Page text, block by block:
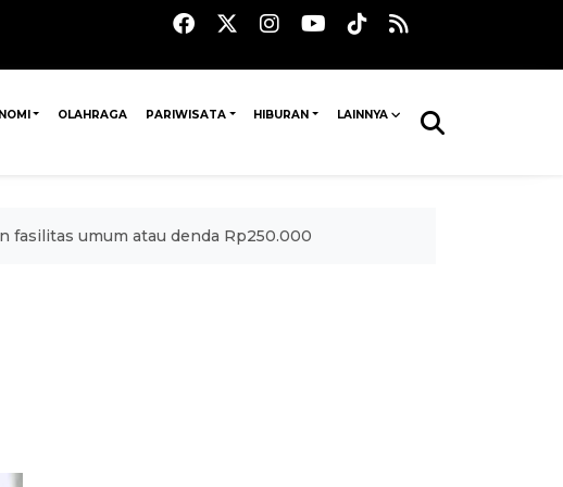
OLAHRAGA PARIWISATA HIBURAN LAINNYA
fasilitas umum atau denda Rp250.000